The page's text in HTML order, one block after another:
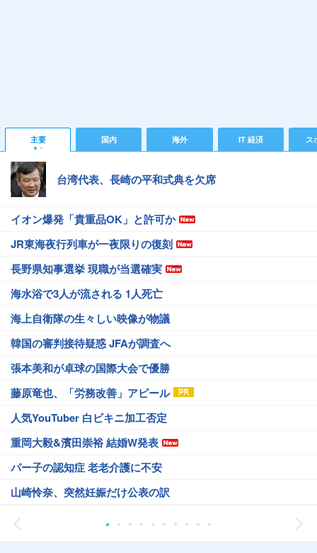
主要 国内 海外 IT 経済 ス
台湾代表、長崎の平和式典を欠席
イオン爆発「貴重品OK」と許可か
JR東海夜行列車が一夜限りの復刻
長野県知事選挙 現職が当選確実
海水浴で3人が流される 1人死亡
海上自衛隊の生々しい映像が物議
韓国の審判接待疑惑 JFAが調査へ
張本美和が卓球の国際大会で優勝
藤原竜也、「労務改善」アピール
人気YouTuber 白ビキニ加工否定
重岡大毅&濱田崇裕 結婚W発表
パー子の認知症 老老介護に不安
山崎怜奈、突然妊娠だけ公表の訳